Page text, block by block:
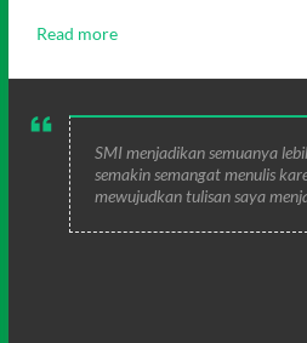
Read more
SMI menjadikan semuanya
semakin semangat menulis
mewujudkan tulisan saya